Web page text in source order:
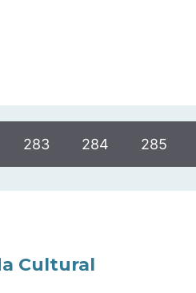
283 284 285
Cultural